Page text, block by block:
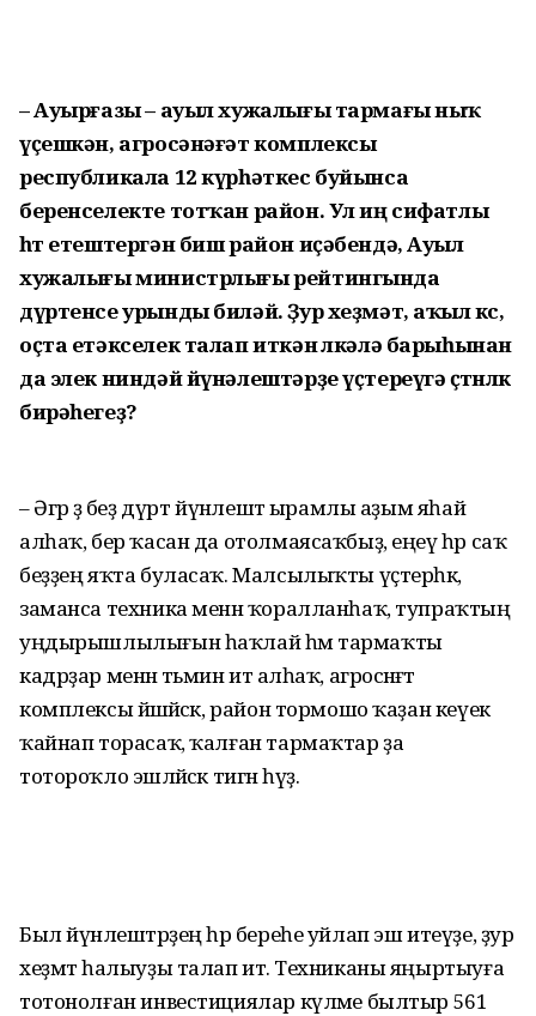
– Ауырғазы – ауыл хужалығы тармағы ныҡ
үҫешкән, агросәнәғәт комплексы
республикала 12 күрһәткес буйынса
беренселекте тотҡан район. Ул иң сифатлы
һөт етештергән биш район иҫәбендә, Ауыл
хужалығы министрлығы рейтингында
дүртенсе урынды биләй. Ҙур хеҙмәт, аҡыл көсө,
оҫта етәкселек талап иткән өлкәлә барыһынан
да элек ниндәй йүнә­лештәрҙе үҫтереүгә өҫтөнлөк
бирә­һегеҙ?
– Әгәр ҙә беҙ дүрт йүнәлештә ырамлы аҙым яһай
алһаҡ, бер ҡасан да отол­маясаҡбыҙ, еңеү һәр саҡ
беҙҙең яҡта буласаҡ. Малсылыҡты үҫтерһәк,
заманса техника менән ҡоралланһаҡ, тупраҡтың
уңдырышлылығын һаҡлай һәм тармаҡты
кадрҙар менән тәьмин итә алһаҡ, агросәнәғәт
комплексы йәшәйәсәк, район тормошо ҡаҙан кеүек
ҡайнап торасаҡ, ҡалған тармаҡтар ҙа
тотороҡло эш­ләйәсәк тигән һүҙ.
Был йүнәлештәрҙең һәр береһе уйлап эш итеүҙе, ҙур
хеҙмәт һалыуҙы талап итә. Техниканы яңыртыуға
тотонолған инвестициялар күләме былтыр 561